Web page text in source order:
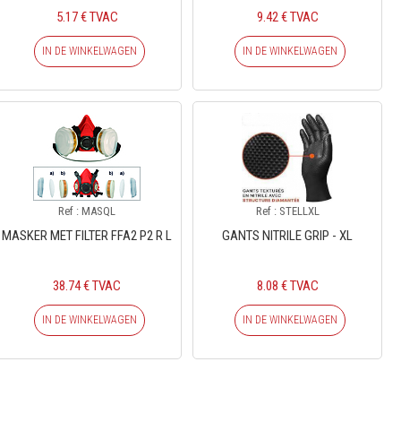
5.17 € TVAC
IN DE WINKELWAGEN
9.42 € TVAC
IN DE WINKELWAGEN
Ref : MASQL
MASKER MET FILTER FFA2 P2 R L
38.74 € TVAC
IN DE WINKELWAGEN
Ref : STELLXL
GANTS NITRILE GRIP - XL
8.08 € TVAC
IN DE WINKELWAGEN